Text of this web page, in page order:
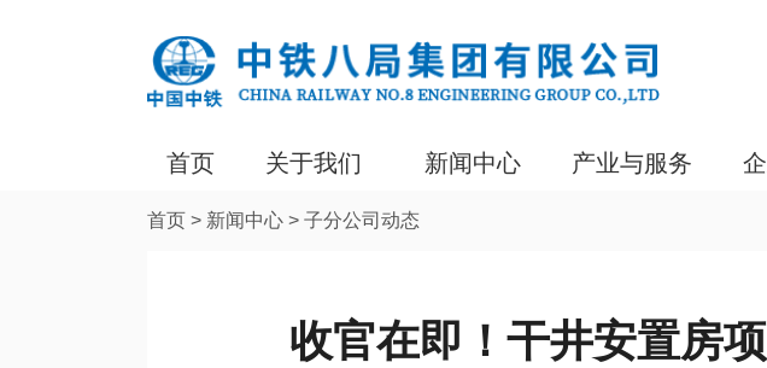
首页 关于我们 新闻中心 产业与服务
首页 > 新闻中心 > 子分公司动态
收官在即！干井安置房